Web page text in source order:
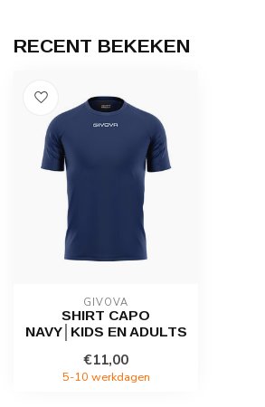
RECENT BEKEKEN
GIVOVA
SHIRT CAPO
NAVY│KIDS EN ADULTS
€11,00
5-10 werkdagen